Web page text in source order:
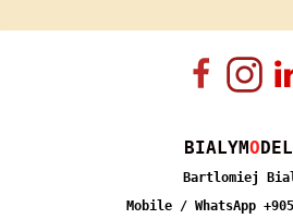
BIALYMO
Bartlomiej
Mobile / WhatsApp